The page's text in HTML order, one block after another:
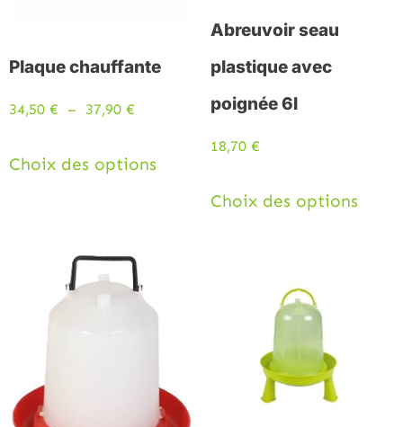
Plaque chauffante
34,50 € – 37,90 €
Choix des options
Abreuvoir seau
plastique avec
poignée 6l
18,70 €
Choix des options